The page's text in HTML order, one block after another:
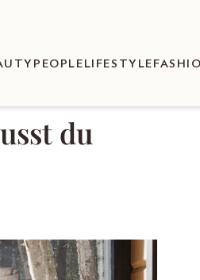
PEOPLE LIFESTYLE
du